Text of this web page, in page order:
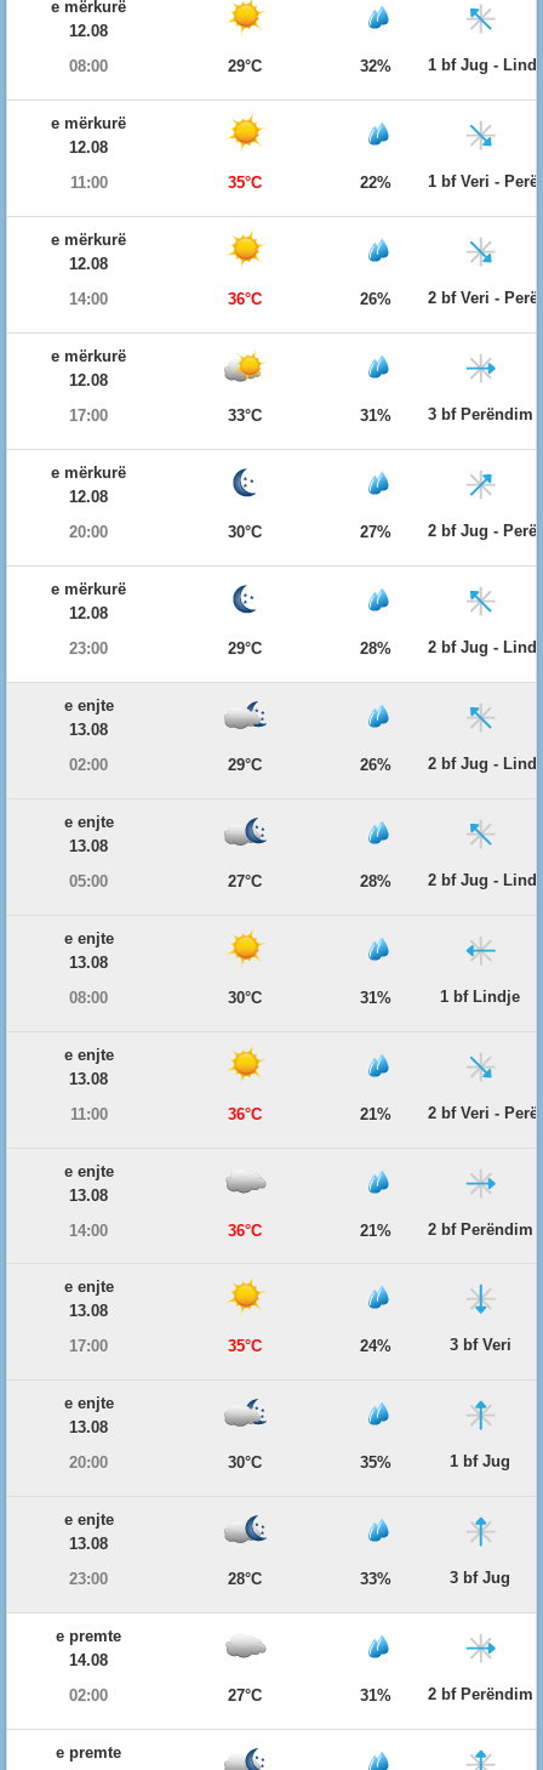
e mërkurë
12.08
08:00
29°C 32% 1 bf Jug -
e mërkurë
12.08
11:00
35°C 22% 1 bf Veri -
e mërkurë
12.08
14:00
36°C 26% 2 bf Veri -
e mërkurë
12.08
17:00
33°C 31% 3 bf Perëndim
e mërkurë
12.08
20:00
30°C 27% 2 bf Jug -
e mërkurë
12.08
23:00
29°C 28% 2 bf Jug -
e enjte
13.08
02:00
29°C 26% 2 bf Jug -
e enjte
13.08
05:00
27°C 28% 2 bf Jug -
e enjte
13.08
08:00
30°C 31% 1 bf Lindje
e enjte
13.08
11:00
36°C 21% 2 bf Veri -
e enjte
13.08
14:00
36°C 21% 2 bf Perëndim
e enjte
13.08
17:00
35°C 24% 3 bf Veri
e enjte
13.08
20:00
30°C 35% 1 bf Jug
e enjte
13.08
23:00
28°C 33% 3 bf Jug
e premte
14.08
02:00
27°C 31% 2 bf Perëndim
e premte